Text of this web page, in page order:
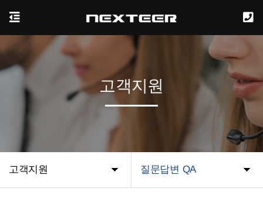
고객지원 질문답변 QA
고객지원